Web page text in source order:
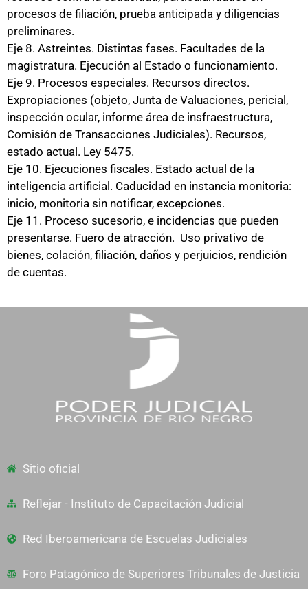
procesos de filiación, prueba anticipada y diligencias
preliminares.
Eje 8. Astreintes. Distintas fases. Facultades de la
magistratura. Ejecución al Estado o funcionamiento.
Eje 9. Procesos especiales. Recursos directos.
Expropiaciones (objeto, Junta de Valuaciones, pericial,
inspección ocular, informe área de insfraestructura,
Comisión de Transacciones Judiciales). Recursos,
estado actual. Ley 5475.
Eje 10. Ejecuciones fiscales. Estado actual de la
inteligencia artificial. Caducidad en instancia monitoria:
inicio, monitoria sin notificar, excepciones.
Eje 11. Proceso sucesorio, e incidencias que pueden
presentarse. Fuero de atracción. Uso privativo de
bienes, colación, filiación, daños y perjuicios, rendición
de cuentas.
Sitio oficial
Reflejar - Instituto de Capacitación Judicial
Red Iberoamericana de Escuelas Judiciales
Foro Patagónico de Superiores Tribunales de Justicia